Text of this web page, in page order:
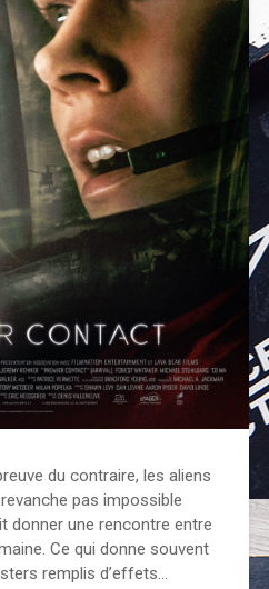
du contraire, les aliens
pas impossible
donner une rencontre entre
Ce qui donne souvent
remplis d’effets…